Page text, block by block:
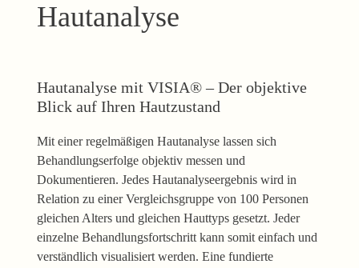
Hautanalyse
Hautanalyse mit VISIA® – Der objektive
Blick auf Ihren Hautzustand
Mit einer regelmäßigen Hautanalyse lassen sich
Behandlungserfolge objektiv messen und
Dokumentieren. Jedes Hautanalyseergebnis wird in
Relation zu einer Vergleichsgruppe von 100 Personen
gleichen Alters und gleichen Hauttyps gesetzt. Jeder
einzelne Behandlungsfortschritt kann somit einfach und
verständlich visualisiert werden. Eine fundierte